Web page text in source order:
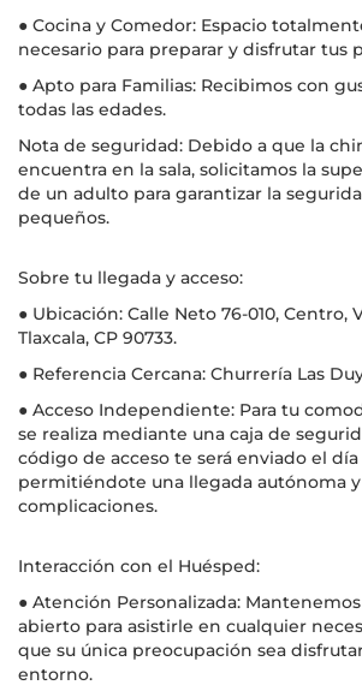
● Cocina y Comedor: Espacio
necesario para preparar y disfrutar tus
● Apto para Familias: Recibimos con
todas las edades.
Nota de seguridad: Debido a que la
encuentra en la sala, solicitamos la
de un adulto para garantizar la
pequeños.
Sobre tu llegada y acceso:
● Ubicación: Calle Neto 76-010, Centro,
Tlaxcala, CP 90733.
● Referencia Cercana: Churrería Las
● Acceso Independiente: Para tu
se realiza mediante una caja de
código de acceso te será enviado el
permitiéndote una llegada autónoma
complicaciones.
Interacción con el Huésped:
● Atención Personalizada:
abierto para asistirle en cualquier
que su única preocupación sea
entorno.